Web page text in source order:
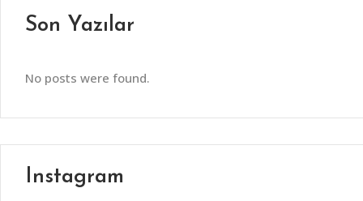
Son Yazılar
No posts were found.
Instagram